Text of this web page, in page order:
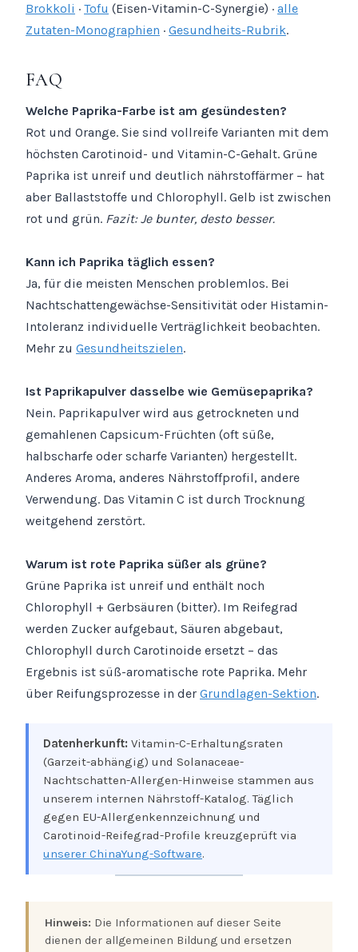
Brokkoli · Tofu (Eisen-Vitamin-C-Synergie) · alle
Zutaten-Monographien · Gesundheits-Rubrik.
FAQ
Welche Paprika-Farbe ist am gesündesten?
Rot und Orange. Sie sind vollreife Varianten mit dem
höchsten Carotinoid- und Vitamin-C-Gehalt. Grüne
Paprika ist unreif und deutlich nährstoffärmer – hat
aber Ballaststoffe und Chlorophyll. Gelb ist zwischen
rot und grün. Fazit: Je bunter, desto besser.
Kann ich Paprika täglich essen?
Ja, für die meisten Menschen problemlos. Bei
Nachtschattengewächse-Sensitivität oder Histamin-
Intoleranz individuelle Verträglichkeit beobachten.
Mehr zu Gesundheitszielen.
Ist Paprikapulver dasselbe wie Gemüsepaprika?
Nein. Paprikapulver wird aus getrockneten und
gemahlenen Capsicum-Früchten (oft süße,
halbscharfe oder scharfe Varianten) hergestellt.
Anderes Aroma, anderes Nährstoffprofil, andere
Verwendung. Das Vitamin C ist durch Trocknung
weitgehend zerstört.
Warum ist rote Paprika süßer als grüne?
Grüne Paprika ist unreif und enthält noch
Chlorophyll + Gerbsäuren (bitter). Im Reifegrad
werden Zucker aufgebaut, Säuren abgebaut,
Chlorophyll durch Carotinoide ersetzt – das
Ergebnis ist süß-aromatische rote Paprika. Mehr
über Reifungsprozesse in der Grundlagen-Sektion.
Datenherkunft: Vitamin-C-Erhaltungsraten
(Garzeit-abhängig) und Solanaceae-
Nachtschatten-Allergen-Hinweise stammen aus
unserem internen Nährstoff-Katalog. Täglich
gegen EU-Allergenkennzeichnung und
Carotinoid-Reifegrad-Profile kreuzgeprüft via
unserer ChinaYung-Software.
Hinweis: Die Informationen auf dieser Seite
dienen der allgemeinen Bildung und ersetzen